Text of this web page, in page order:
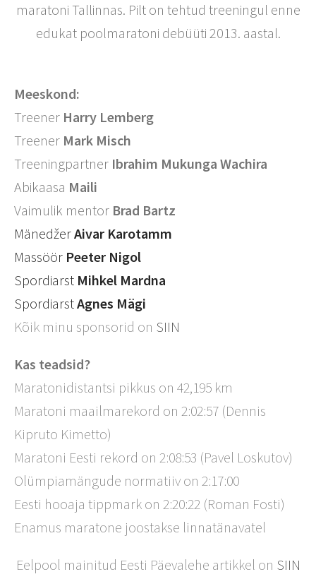
maratoni Tallinnas. Pilt on tehtud treeningul enne
edukat poolmaratoni debüüti 2013. aastal.
Meeskond:
Treener Harry Lemberg
Treener Mark Misch
Treeningpartner Ibrahim Mukunga Wachira
Abikaasa Maili
Vaimulik mentor Brad Bartz
MänedžerAivar Karotamm
Massöör Peeter Nigol
Spordiarst Mihkel Mardna
SpordiarstAgnes Mägi
Kõik minu sponsorid on SIIN
Kas teadsid?
Maratonidistantsi pikkus on 42,195 km
Maratoni maailmarekord on 2:02:57 (Dennis
Kipruto Kimetto)
Maratoni Eesti rekord on 2:08:53 (Pavel Loskutov)
Olümpiamängude normatiiv on 2:17:00
Eesti hooaja tippmark on 2:20:22 (Roman Fosti)
Enamus maratone joostakse linnatänavatel
Eelpool mainitud Eesti Päevalehe artikkel on SIIN